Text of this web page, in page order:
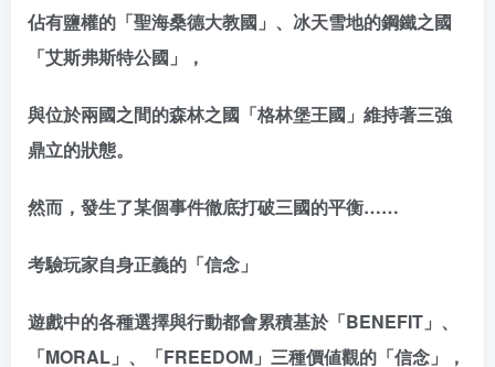
佔有鹽權的「聖海桑德大教國」、冰天雪地的鋼鐵之國
「艾斯弗斯特公國」，
與位於兩國之間的森林之國「格林堡王國」維持著三強
鼎立的狀態。
然而，發生了某個事件徹底打破三國的平衡……
考驗玩家自身正義的「信念」
遊戲中的各種選擇與行動都會累積基於「BENEFIT」、
「MORAL」、「FREEDOM」三種價値觀的「信念」，